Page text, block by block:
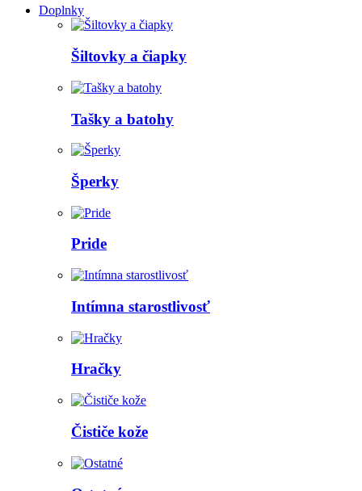
Doplnky
Šiltovky a čiapky
Tašky a batohy
Šperky
Pride
Intímna starostlivosť
Hračky
Čističe kože